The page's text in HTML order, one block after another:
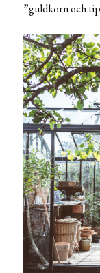
”guldkorn och